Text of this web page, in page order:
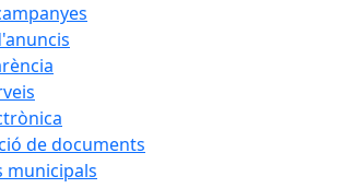
de documents
municipals